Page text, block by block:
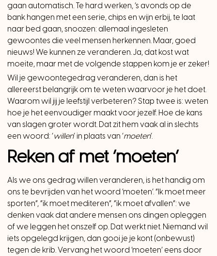
gaan automatisch. Te hard werken, ’s avonds op de
bank hangen met een serie, chips en wijn erbij, te laat
naar bed gaan, snoozen: allemaal ingesleten
gewoontes die veel mensen herkennen. Maar, goed
nieuws! We kunnen ze veranderen. Ja, dat kost wat
moeite, maar met de volgende stappen kom je er zeker!
Wil je gewoontegedrag veranderen, dan is het
allereerst belangrijk om te weten waarvoor je het doet.
Waarom wil jij je leefstijl verbeteren? Stap twee is: weten
hoe je het eenvoudiger maakt voor jezelf. Hoe de kans
van slagen groter wordt. Dat zit hem vaak al in slechts
een woord: ‘willen’ in plaats van ‘moeten’.
Reken af met ‘moeten’
Als we ons gedrag willen veranderen, is het handig om
ons te bevrijden van het woord ‘moeten’. “Ik moet meer
sporten”, “ik moet mediteren”, “ik moet afvallen”: we
denken vaak dat andere mensen ons dingen opleggen
of we leggen het onszelf op. Dat werkt niet. Niemand wil
iets opgelegd krijgen, dan gooi je je kont (onbewust)
tegen de krib. Vervang het woord ‘moeten’ eens door